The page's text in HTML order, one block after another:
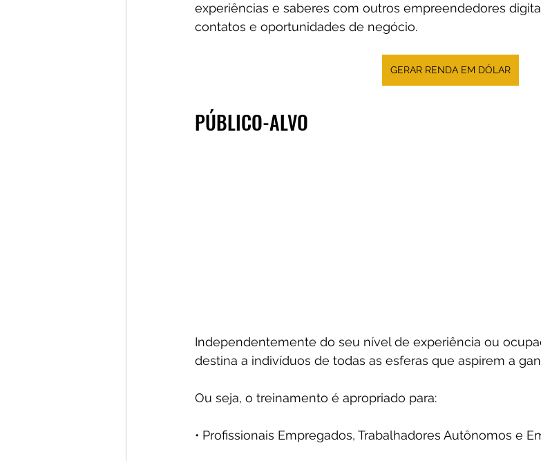
experiências e saberes com outros empreendedores
contatos e oportunidades de negócio.
GERAR RENDA EM DÓLAR
PÚBLICO-ALVO
Independentemente do seu nível de experiência ou
destina a indivíduos de todas as esferas que aspirem a
Ou seja, o treinamento é apropriado para:
• Profissionais Empregados, Trabalhadores Autônomos e